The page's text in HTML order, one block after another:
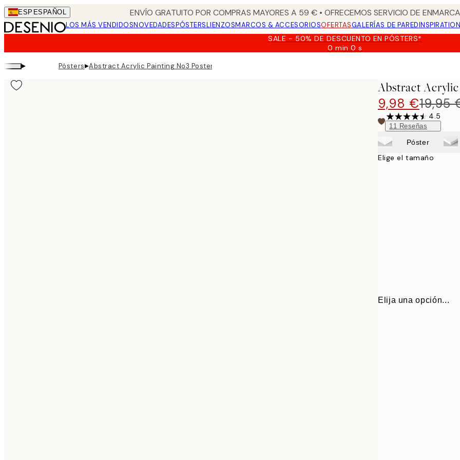
Skip
to
main
ESP ESPAÑOL ENVÍO GRATUITO POR COMPRAS MAYORES A 59 € • OFRECEMOS SERVICIO DE
LOS MÁS VENDIDOSNOVEDADESPÓSTERSLIENZOSMARCOS & ACCESORIOSOFERTASGALERÍAS DE PARED
SALE - 50% DE DESCUENTO EN PÓSTERS*
0 min0 s
Válido
▸ Pósters▸Abstract Acrylic Painting No3 Poster
Abstract
9,98 €19,95
4.5
11 Reseñas
Póster
Elige el tamaño
Elija una opción...